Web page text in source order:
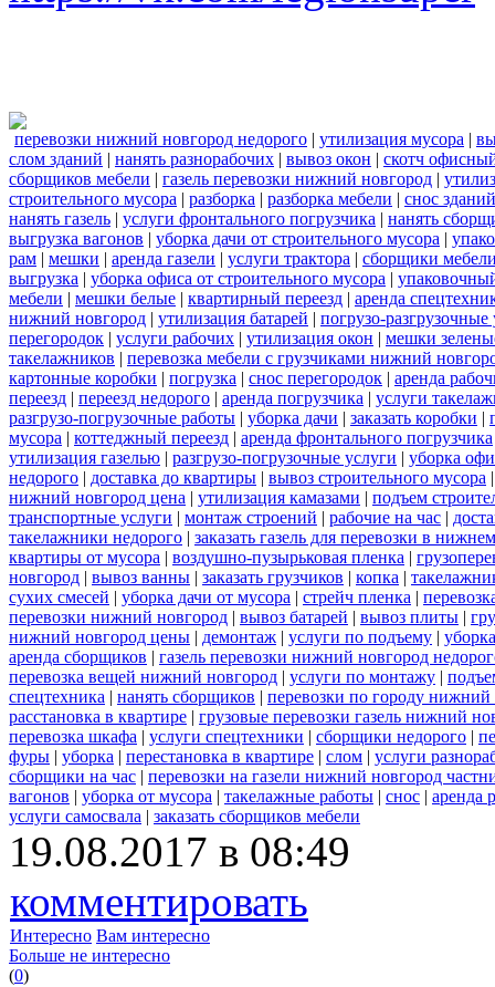
перевозки нижний новгород недорого | утилизация мусора |
слом зданий | нанять разнорабочих | вывоз окон | скотч
сборщиков мебели | газель перевозки нижний новгород |
строительного мусора | разборка | разборка мебели | снос зданий
нанять газель | услуги фронтального погрузчика | нанять
выгрузка вагонов | уборка дачи от строительного мусора |
рам | мешки | аренда газели | услуги трактора | сборщики
выгрузка | уборка офиса от строительного мусора |
мебели | мешки белые | квартирный переезд | аренда
нижний новгород | утилизация батарей | погрузо-разгрузочные
перегородок | услуги рабочих | утилизация окон | мешки
такелажников | перевозка мебели с грузчиками нижний
картонные коробки | погрузка | снос перегородок | аренда
переезд | переезд недорого | аренда погрузчика | услуги
разгрузо-погрузочные работы | уборка дачи | заказать коробки |
мусора | коттеджный переезд | аренда фронтального погрузчика
утилизация газелью | разгрузо-погрузочные услуги | уборка
недорого | доставка до квартиры | вывоз строительного мусора
нижний новгород цена | утилизация камазами | подъем
транспортные услуги | монтаж строений | рабочие на час |
такелажники недорого | заказать газель для перевозки в
квартиры от мусора | воздушно-пузырьковая пленка |
новгород | вывоз ванны | заказать грузчиков | копка |
сухих смесей | уборка дачи от мусора | стрейч пленка |
перевозки нижний новгород | вывоз батарей | вывоз плиты |
нижний новгород цены | демонтаж | услуги по подъему |
аренда сборщиков | газель перевозки нижний новгород
перевозка вещей нижний новгород | услуги по монтажу |
спецтехника | нанять сборщиков | перевозки по городу нижний
расстановка в квартире | грузовые перевозки газель нижний
перевозка шкафа | услуги спецтехники | сборщики недорого |
фуры | уборка | перестановка в квартире | слом | услуги
сборщики на час | перевозки на газели нижний новгород
вагонов | уборка от мусора | такелажные работы | снос | аренда
услуги самосвала | заказать сборщиков мебели
19.08.2017 в 08:49
комментировать
Интересно Вам интересно
Больше не интересно
(0)